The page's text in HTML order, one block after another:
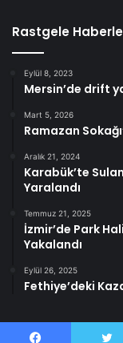
Rastgele
Eylül 8, 2023
Mersin’de drift
Mart 5, 2026
Ramazan
Aralık 21, 2024
Karabük’te
Yaralandı
Temmuz 21, 2025
İzmir’de Park
Yakalandı
Eylül 26, 2025
Fethiye’deki